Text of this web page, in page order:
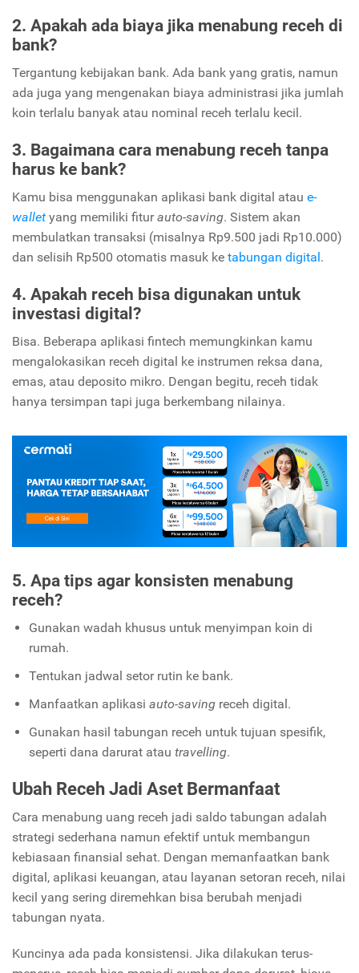
2. Apakah ada biaya jika menabung receh di
bank?
Tergantung kebijakan bank. Ada bank yang gratis, namun
ada juga yang mengenakan biaya administrasi jika jumlah
koin terlalu banyak atau nominal receh terlalu kecil.
3. Bagaimana cara menabung receh tanpa
harus ke bank?
Kamu bisa menggunakan aplikasi bank digital atau e-
wallet yang memiliki fiturauto-saving. Sistem akan
membulatkan transaksi (misalnya Rp9.500 jadi Rp10.000)
dan selisih Rp500 otomatis masuk ke tabungan digital.
4. Apakah receh bisa digunakan untuk
investasi digital?
Bisa. Beberapa aplikasi fintech memungkinkan kamu
mengalokasikan receh digital ke instrumen reksa dana,
emas, atau deposito mikro. Dengan begitu, receh tidak
hanya tersimpan tapi juga berkembang nilainya.
5. Apa tips agar konsisten menabung
receh?
Gunakan wadah khusus untuk menyimpan koin di
rumah.
Tentukan jadwal setor rutin ke bank.
Manfaatkan aplikasi auto-savingreceh digital.
Gunakan hasil tabungan receh untuk tujuan spesifik,
seperti dana darurat atau travelling.
Ubah Receh Jadi Aset Bermanfaat
Cara menabung uang receh jadi saldo tabungan adalah
strategi sederhana namun efektif untuk membangun
kebiasaan finansial sehat. Dengan memanfaatkan bank
digital, aplikasi keuangan, atau layanan setoran receh, nilai
kecil yang sering diremehkan bisa berubah menjadi
tabungan nyata.
Kuncinya ada pada konsistensi. Jika dilakukan terus-